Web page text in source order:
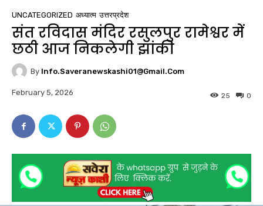
UNCATEGORIZED अध्यात्म उत्तरप्रदेश
संत रविदास मंदिर रसुलपुर रामेश्वर में
छठी आज निकलेगी झांकी
By Info.saveranewskashi01@gmail.com
February 5, 2026 0
25